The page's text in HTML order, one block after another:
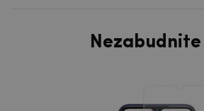
Nezabudnite